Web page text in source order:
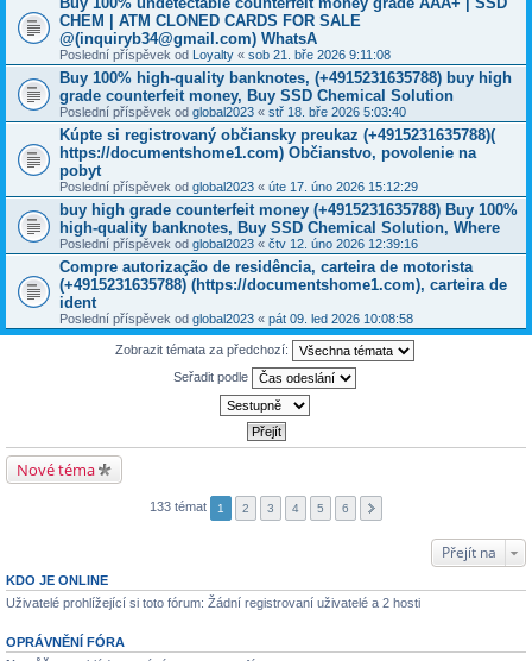
CHEM | ATM CLONED CARDS FOR SALE
@(inquiryb34@gmail.com) WhatsA
Poslední příspěvek od Loyalty « sob 21. bře 2026 9:11:08
Buy 100% high-quality banknotes, ‪(+4915231635788‬) buy high
grade counterfeit money, Buy SSD Chemical Solution
Poslední příspěvek od global2023 « stř 18. bře 2026 5:03:40
Kúpte si registrovaný občiansky preukaz (+4915231635788)(
https://documentshome1.com) Občianstvo, povolenie na
pobyt
Poslední příspěvek od global2023 « úte 17. úno 2026 15:12:29
buy high grade counterfeit money ‪(+4915231635788‬) Buy 100%
high-quality banknotes, Buy SSD Chemical Solution, Where
Poslední příspěvek od global2023 « čtv 12. úno 2026 12:39:16
Compre autorização de residência, carteira de motorista
(+4915231635788) (https://documentshome1.com), carteira de
ident
Poslední příspěvek od global2023 « pát 09. led 2026 10:08:58
Zobrazit témata za předchozí:
Seřadit podle
Nové téma
133 témat 1 2 3 4 5 6
Přejít na
KDO JE ONLINE
Uživatelé prohlížející si toto fórum: Žádní registrovaní uživatelé a 2 hosti
OPRÁVNĚNÍ FÓRA